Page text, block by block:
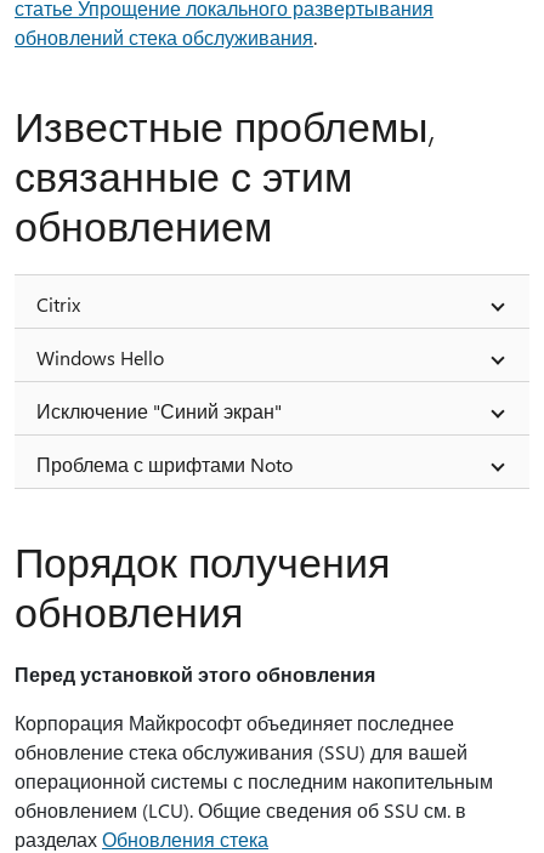
статье Упрощение локального развертывания
обновлений стека обслуживания.
Известные проблемы,
связанные с этим
обновлением
Citrix
Windows Hello
Исключение "Синий экран"
Проблема с шрифтами Noto
Порядок получения
обновления
Перед установкой этого обновления
Корпорация Майкрософт объединяет последнее
обновление стека обслуживания (SSU) для вашей
операционной системы с последним накопительным
обновлением (LCU). Общие сведения об SSU см. в
разделахОбновления стека